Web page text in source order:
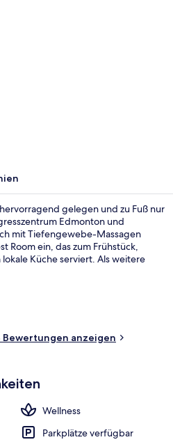
gelegen und zu Fuß nur
Edmonton und
mit Tiefengewebe-Massagen
Room ein, das zum Frühstück,
Küche serviert. Als weitere
Anderen Reisenden gefallen
Lage sehr gut. Die Unterkunft ist
den öffentlichen Verkehrsmitteln
Minuten (Station Central) bzw. 6
Bewertungen anzeigen
Wellness
Parkplätze verfügbar